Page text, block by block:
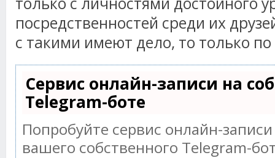
посредственностей среди их
с такими имеют дело, то только
Сервис онлайн-записи на
Telegram-боте
Попробуйте сервис онлайн-
вашего собственного Telegram-